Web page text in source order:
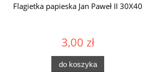
Flagietka papieska Jan Paweł II 30X40
3,00 zł
do koszyka